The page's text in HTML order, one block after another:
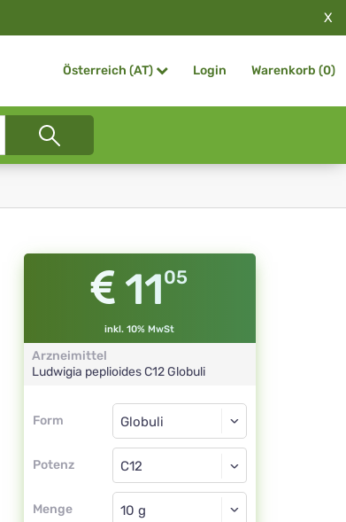
X
Österreich (AT) Login Warenkorb (0)
1105
inkl. 10% MwSt
Arzneimittel
Ludwigia peplioidesC12 Globuli
Form
Form
Potenz
Globuli
C12
Menge
Globuli